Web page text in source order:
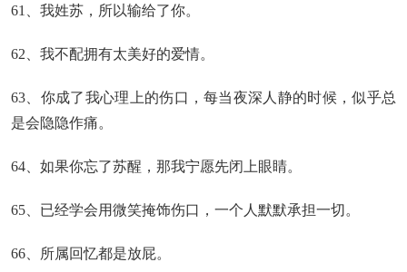
61、我姓苏，所以输给了你。
62、我不配拥有太美好的爱情。
63、你成了我心理上的伤口，每当夜深人静的时候，似乎总
是会隐隐作痛。
64、如果你忘了苏醒，那我宁愿先闭上眼睛。
65、已经学会用微笑掩饰伤口，一个人默默承担一切。
66、所属回忆都是放屁。